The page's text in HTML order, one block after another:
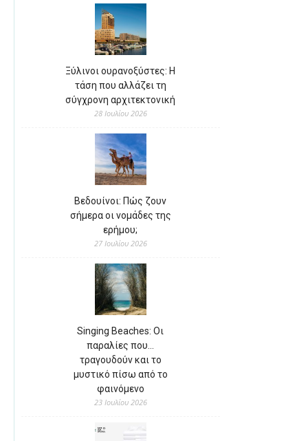
Ξύλινοι ουρανοξύστες: Η
τάση που αλλάζει τη
σύγχρονη αρχιτεκτονική
28 Ιουλίου 2026
Βεδουίνοι: Πώς ζουν
σήμερα οι νομάδες της
ερήμου;
27 Ιουλίου 2026
Singing Beaches: Οι
παραλίες που…
τραγουδούν και το
μυστικό πίσω από το
φαινόμενο
23 Ιουλίου 2026